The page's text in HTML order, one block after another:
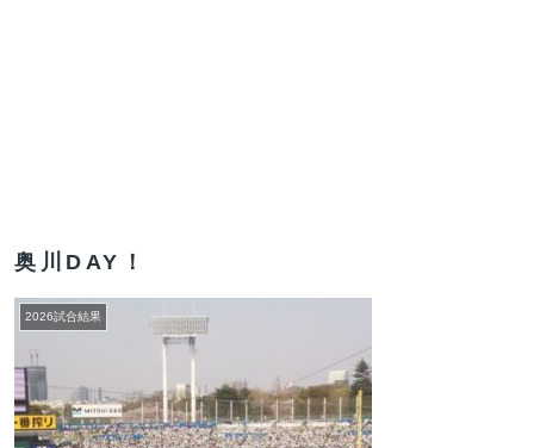
奥川DAY！
2026試合結果